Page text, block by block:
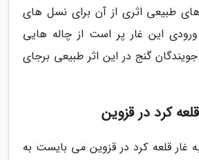
طبیعی اثری از آن برای نسل های
این غار پر است از چاله هایی
گنج در این اثر طبیعی برجای
کرد در قزوین
غار قلعه کرد در قزوین می بایست به